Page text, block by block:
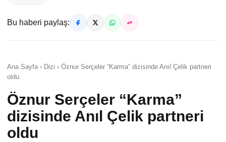
Bu haberi paylaş:
Ana Sayfa › Dizi › Öznur Serçeler “Karma” dizisinde Anıl Çelik partneri
oldu
Öznur Serçeler “Karma”
dizisinde Anıl Çelik partneri
oldu